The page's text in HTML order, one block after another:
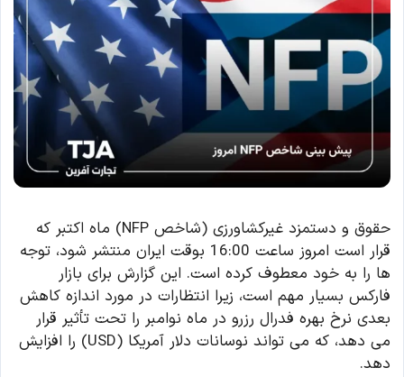
حقوق و دستمزد غیرکشاورزی (شاخص NFP) ماه اکتبر که
قرار است امروز ساعت 16:00 بوقت ایران منتشر شود، توجه
ها را به خود معطوف کرده است. این گزارش برای بازار
فارکس بسیار مهم است، زیرا انتظارات در مورد اندازه کاهش
بعدی نرخ بهره فدرال رزرو در ماه نوامبر را تحت تأثیر قرار
می دهد، که می تواند نوسانات دلار آمریکا (USD) را افزایش
دهد.